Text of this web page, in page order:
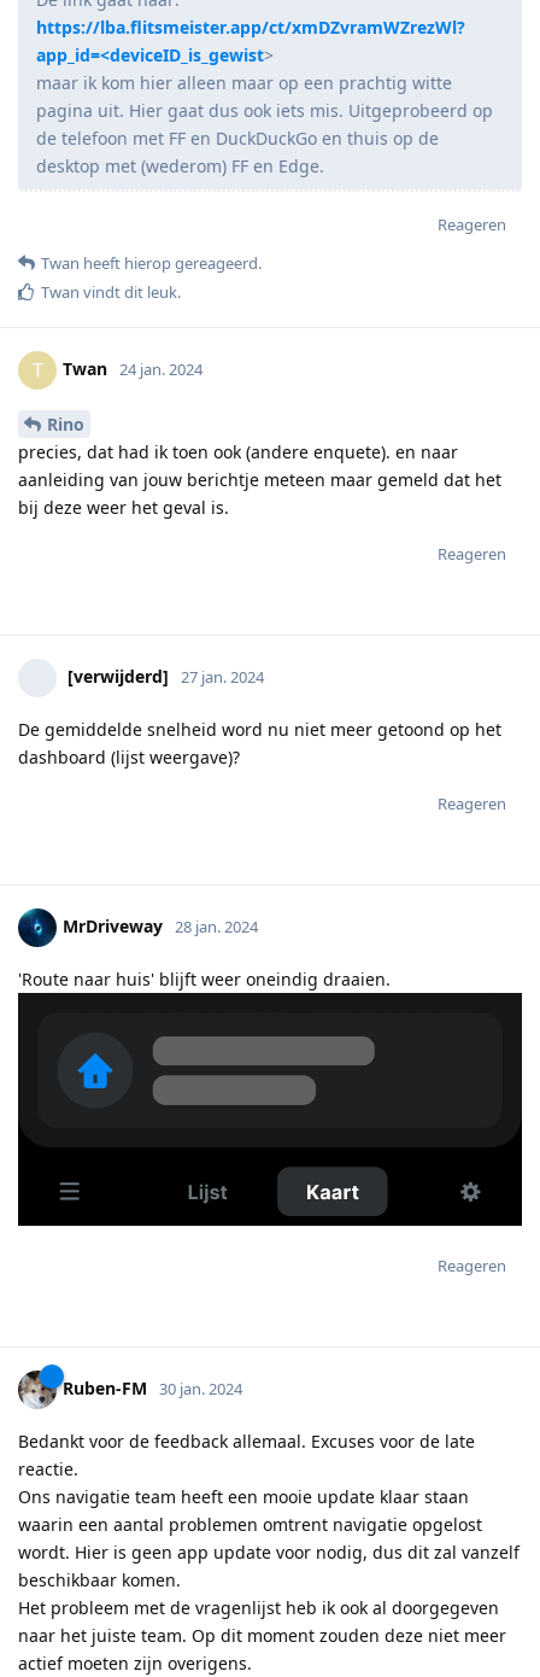
https://lba.flitsmeister.app/ct/xmDZvramWZrezWl?
app_id=<deviceID_is_gewist>
maar ik kom hier alleen maar op een prachtig witte
pagina uit. Hier gaat dus ook iets mis. Uitgeprobeerd op
de telefoon met FF en DuckDuckGo en thuis op de
desktop met (wederom) FF en Edge.
Reageren
Twan heeft hierop gereageerd.
Twan vindt dit leuk.
T Twan 24 jan. 2024
Rino
precies, dat had ik toen ook (andere enquete). en naar
aanleiding van jouw berichtje meteen maar gemeld dat het
bij deze weer het geval is.
Reageren
[verwijderd] 27 jan. 2024
De gemiddelde snelheid word nu niet meer getoond op het
dashboard (lijst weergave)?
Reageren
MrDriveway 28 jan. 2024
'Route naar huis' blijft weer oneindig draaien.
Reageren
Ruben-FM 30 jan. 2024
Bedankt voor de feedback allemaal. Excuses voor de late
reactie.
Ons navigatie team heeft een mooie update klaar staan
waarin een aantal problemen omtrent navigatie opgelost
wordt. Hier is geen app update voor nodig, dus dit zal vanzelf
beschikbaar komen.
Het probleem met de vragenlijst heb ik ook al doorgegeven
naar het juiste team. Op dit moment zouden deze niet meer
actief moeten zijn overigens.